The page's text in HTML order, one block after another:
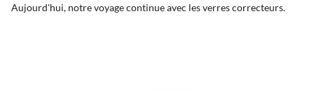
Aujourd'hui, notre voyage continue avec les verres correcteurs.